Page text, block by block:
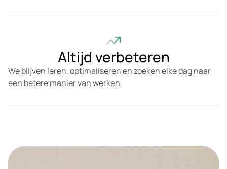
Altijd verbeteren
We blijven leren, optimaliseren en zoeken elke dag naar
een betere manier van werken.